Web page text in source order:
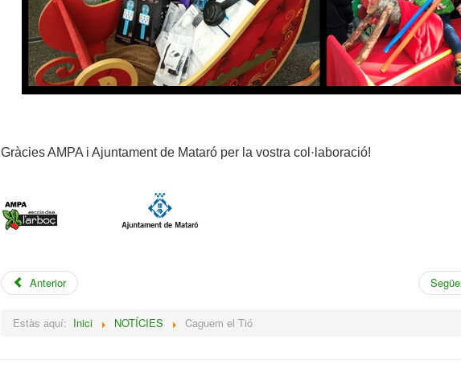
Gràcies AMPA i Ajuntament de Mataró per la vostra col·laboració!
Anterior
Estàs aquí: Inici NOTÍCIES Caguem el Tió